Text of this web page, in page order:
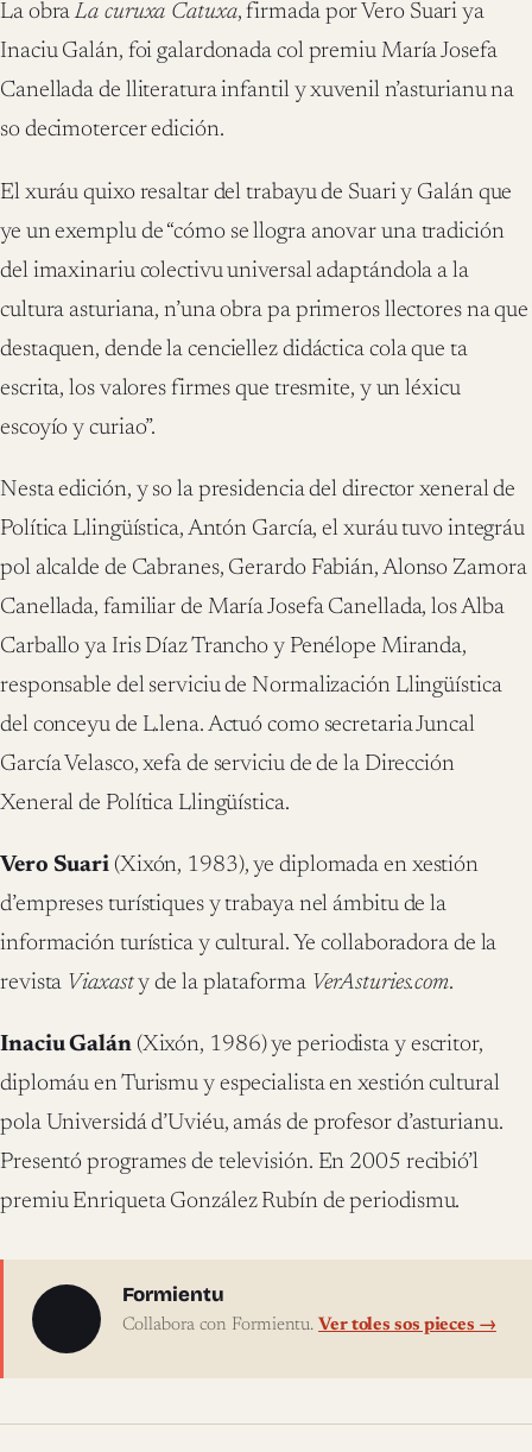
La obraLa curuxa Catuxa, firmada por Vero Suari ya
Inaciu Galán, foi galardonada col premiu María Josefa
Canellada de lliteratura infantil y xuvenil n’asturianu na
so decimotercer edición.
El xuráu quixo resaltar del trabayu de Suari y Galán que
ye un exemplu de “cómo se llogra anovar una tradición
del imaxinariu colectivu universal adaptándola a la
cultura asturiana, n’una obra pa primeros llectores na que
destaquen, dende la cenciellez didáctica cola que ta
escrita, los valores firmes que tresmite, y un léxicu
escoyío y curiao”.
Nesta edición, y so la presidencia del director xeneral de
Política Llingüística, Antón García, el xuráu tuvo integráu
pol alcalde de Cabranes, Gerardo Fabián, Alonso Zamora
Canellada, familiar de María Josefa Canellada, los Alba
Carballo ya Iris Díaz Trancho y Penélope Miranda,
responsable del serviciu de Normalización Llingüística
del conceyu de L.lena. Actuó como secretaria Juncal
García Velasco, xefa de serviciu de de la Dirección
Xeneral de Política Llingüística.
Vero Suari (Xixón, 1983), ye diplomada en xestión
d’empreses turístiques y trabaya nel ámbitu de la
información turística y cultural. Ye collaboradora de la
revista Viaxasty de la plataforma VerAsturies.com.
Inaciu Galán(Xixón, 1986) ye periodista y escritor,
diplomáu en Turismu y especialista en xestión cultural
pola Universidá d’Uviéu, amás de profesor d’asturianu.
Presentó programes de televisión. En 2005 recibió’l
premiu Enriqueta González Rubín de periodismu.
Sobre l'autor
Formientu
Collabora con Formientu.Ver toles sos pieces →